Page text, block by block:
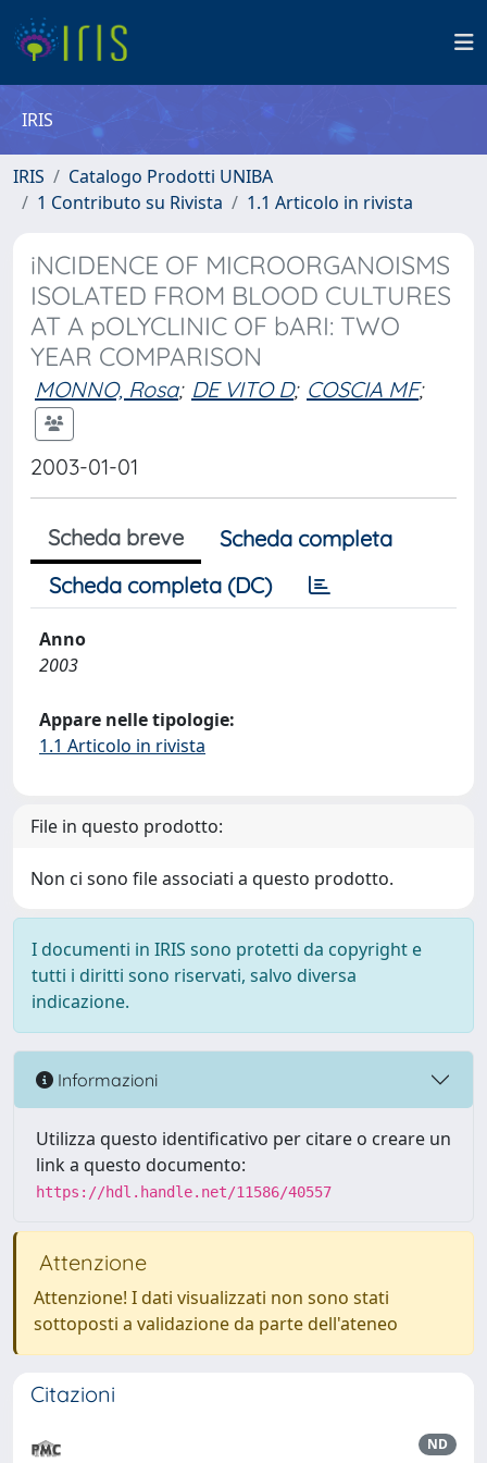
IRIS
IRIS
Catalogo Prodotti UNIBA
1 Contributo su Rivista
1.1 Articolo in rivista
iNCIDENCE OF MICROORGANOISMS
ISOLATED FROM BLOOD CULTURES
AT A pOLYCLINIC OF bARI: TWO
YEAR COMPARISON
MONNO, Rosa; DE VITO D; COSCIA MF;
2003-01-01
Scheda breve
Scheda completa
Scheda completa (DC)
Anno
2003
Appare nelle tipologie:
1.1 Articolo in rivista
File in questo prodotto:
Non ci sono file associati a questo prodotto.
I documenti in IRIS sono protetti da copyright e
tutti i diritti sono riservati, salvo diversa
indicazione.
Informazioni
Utilizza questo identificativo per citare o creare un
link a questo documento:
https://hdl.handle.net/11586/40557
Attenzione
Attenzione! I dati visualizzati non sono stati
sottoposti a validazione da parte dell'ateneo
Citazioni
ND